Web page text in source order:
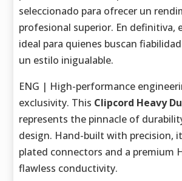
seleccionado para ofrecer un
profesional superior. En definitiva,
ideal para quienes buscan
un estilo inigualable.
ENG | High-performance
exclusivity. This Clipcord Heavy
represents the pinnacle of
design. Hand-built with precision,
plated connectors and a premium
flawless conductivity.